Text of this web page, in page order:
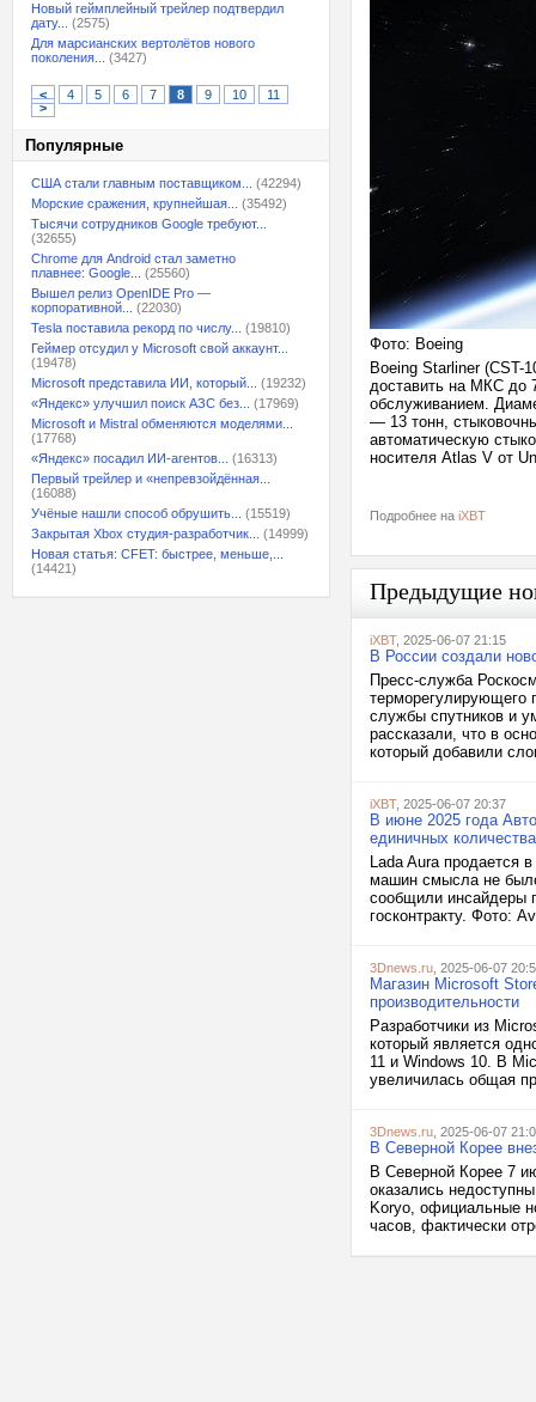
Новый геймплейный трейлер подтвердил
дату...
(2575)
Для марсианских вертолётов нового
поколения...
(3427)
< 4 5 6 7 8 9 10
11
>
Популярные
США стали главным поставщиком...
(42294)
Морские сражения, крупнейшая...
(35492)
Тысячи сотрудников Google требуют...
(32655)
Chrome для Android стал заметно
плавнее: Google...
(25560)
Вышел релиз OpenIDE Pro —
корпоративной...
(22030)
Tesla поставила рекорд по числу...
(19810)
Геймер отсудил у Microsoft свой аккаунт...
(19478)
Microsoft представила ИИ, который...
(19232)
«Яндекс» улучшил поиск АЗС без...
(17969)
Microsoft и Mistral обменяются моделями...
(17768)
«Яндекс» посадил ИИ-агентов...
(16313)
Первый трейлер и «непревзойдённая...
(16088)
Учёные нашли способ обрушить...
(15519)
Закрытая Xbox студия-разработчик...
(14999)
Новая статья: CFET: быстрее, меньше,...
(14421)
Фото: Boeing
Boeing Starliner (CST-
доставить на МКС до
обслуживанием.
— 13 тонн,
автоматическую
носителя Atlas V от
Подробнее на iXBT
Предыдущие
iXBT, 2025-06-07 21:15
В России создали
Пресс-служба
терморегулирующего
службы спутников и
рассказали, что в
который добавили
iXBT, 2025-06-07 20:37
В июне 2025 года
единичных
Lada Aura продается
машин смысла не
сообщили инсайдеры
госконтракту. Фото:
3Dnews.ru , 2025-06-07
Магазин Microsoft
производительности
Разработчики из
который является
11 и Windows 10. В
увеличилась общая
3Dnews.ru , 2025-06-07
В Северной Корее
В Северной Корее 7
оказались
Koryo, официальные
часов, фактически